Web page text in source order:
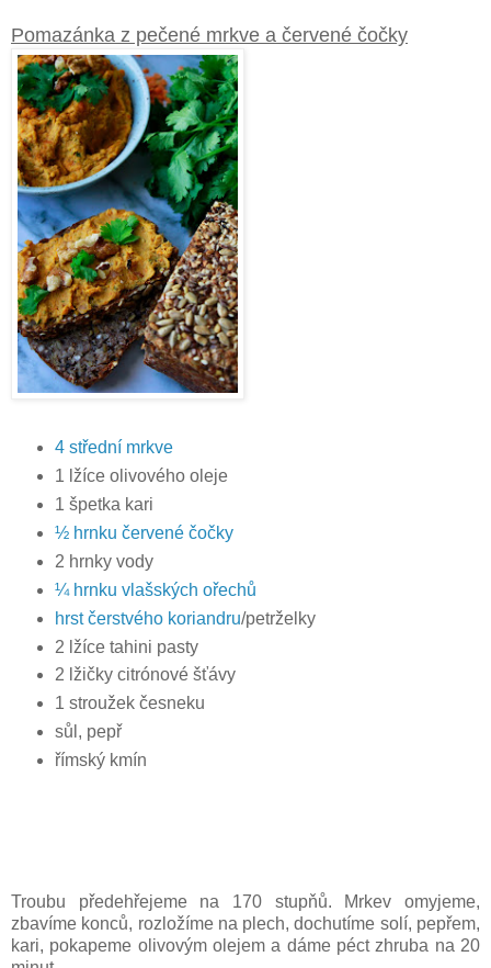
Pomazánka z pečené mrkve a červené čočky
4 střední mrkve
1 lžíce olivového oleje
1 špetka kari
½ hrnku červené čočky
2 hrnky vody
¼ hrnku vlašských ořechů
hrst čerstvého koriandru/petrželky
2 lžíce tahini pasty
2 lžičky citrónové šťávy
1 stroužek česneku
sůl, pepř
římský kmín
Troubu předehřejeme na 170 stupňů. Mrkev omyjeme,
zbavíme konců, rozložíme na plech, dochutíme solí, pepřem,
kari, pokapeme olivovým olejem a dáme péct zhruba na 20